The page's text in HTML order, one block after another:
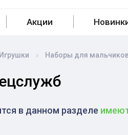
Акции
Игрушки Наборы для
в данном разделе